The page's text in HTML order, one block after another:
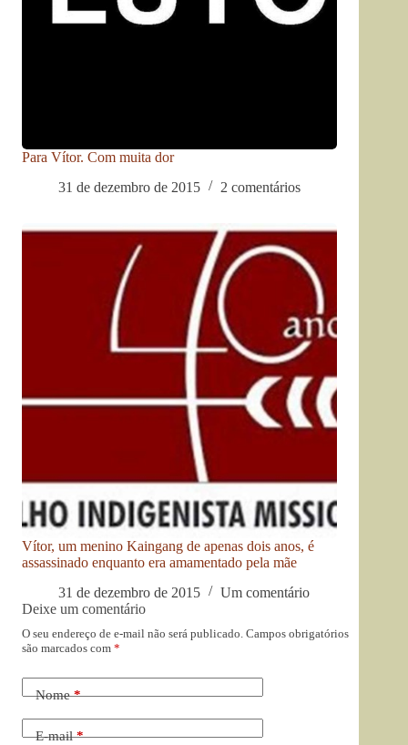
Para Vítor. Com muita dor
31 de dezembro de 2015
2 comentários
Vítor, um menino Kaingang de apenas dois anos, é
assassinado enquanto era amamentado pela mãe
31 de dezembro de 2015
Um comentário
Deixe um comentário
O seu endereço de e-mail não será publicado. Campos obrigatórios
são marcados com *
Nome*
E-mail*